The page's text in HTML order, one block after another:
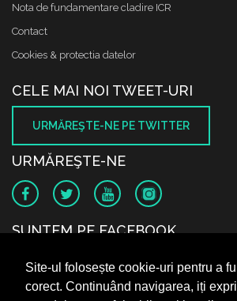
Site-ul folosește cookie-uri pentru a
corect. Continuând navigarea, iți
Nota de fundamentare cladire ICR
Contact
Cookies & protectia datelor
CELE MAI NOI TWEET-URI
URMĂREŞTE-NE PE TWITTER
URMĂREŞTE-NE
SUNTEM PE FACEBOOK